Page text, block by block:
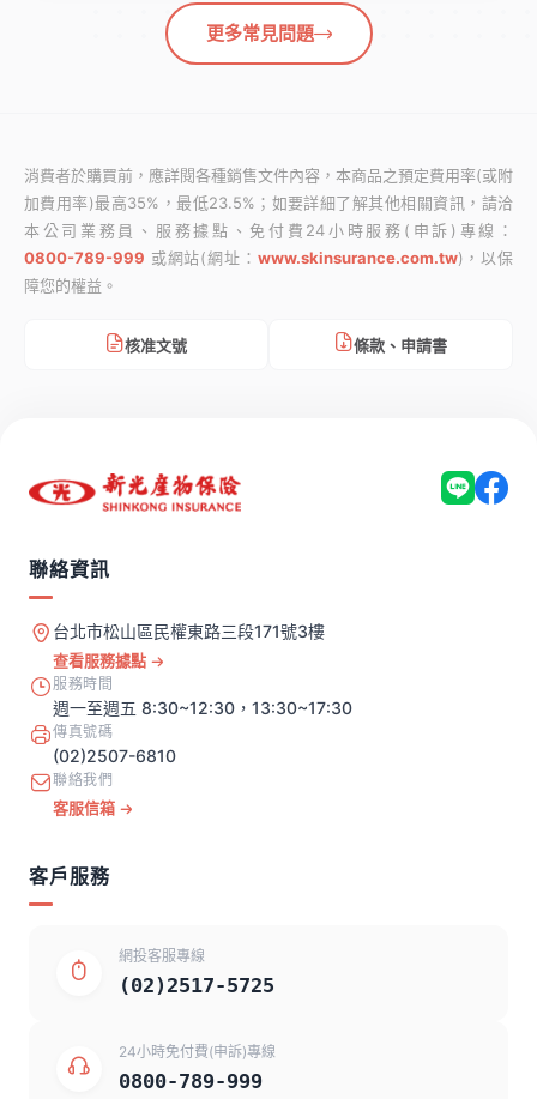
更多常見問題
消費者於購買前，應詳閱各種銷售文件內容，本商品之預定費用率(或附
加費用率)最高35%，最低23.5%；如要詳細了解其他相關資訊，請洽
本公司業務員、服務據點、免付費24小時服務(申訴)專線：
0800-789-999 或網站(網址： www.skinsurance.com.tw)，以保
障您的權益。
核准文號 條款、申請書
聯絡資訊
台北市松山區民權東路三段171號3樓
查看服務據點
服務時間
週一至週五 8:30~12:30，13:30~17:30
傳真號碼
(02)2507-6810
聯絡我們
客服信箱
客戶服務
網投客服專線
(02)2517-5725
24小時免付費(申訴)專線
0800-789-999